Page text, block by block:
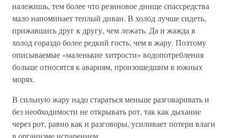
належишь, тем более что резиновое днище спассредства
мало напоминает теплый диван. В холод лучше сидеть,
прижавшись друг к другу, чем лежать. Да и жажда в
холод гораздо более редкий гость, чем в жару. Поэтому
описываемые «маленькие хитрости» водопотребления
больше относятся к авариям, произошедшим в южных
морях.
В сильную жару надо стараться меньше разговаривать и
без необходимости не открывать рот, так как дыхание
через рот, равно как и разговоры, усиливает потери влаги
в организме испарением.